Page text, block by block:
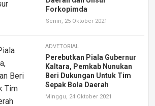
Forkopimda
Senin, 25 Oktober 2021
ADVETORIAL
Perebutkan Piala Gubernur
Kaltara, Pemkab Nunukan
Beri Dukungan Untuk Tim
Sepak Bola Daerah
Minggu, 24 Oktober 2021